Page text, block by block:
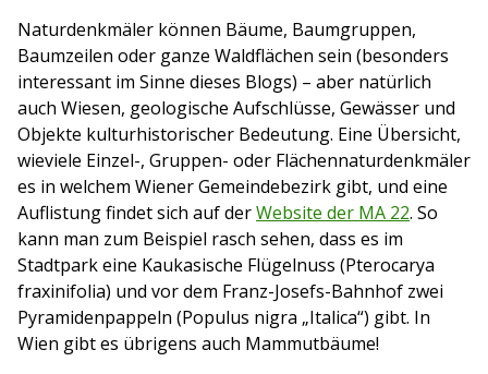
Naturdenkmäler können Bäume, Baumgruppen,
Baumzeilen oder ganze Waldflächen sein (besonders
interessant im Sinne dieses Blogs) – aber natürlich
auch Wiesen, geologische Aufschlüsse, Gewässer und
Objekte kulturhistorischer Bedeutung. Eine Übersicht,
wieviele Einzel-, Gruppen- oder Flächennaturdenkmäler
es in welchem Wiener Gemeindebezirk gibt, und eine
Auflistung findet sich auf derWebsite der MA 22. So
kann man zum Beispiel rasch sehen, dass es im
Stadtpark eine Kaukasische Flügelnuss (Pterocarya
fraxinifolia) und vor dem Franz-Josefs-Bahnhof zwei
Pyramidenpappeln (Populus nigra „Italica“) gibt. In
Wien gibt es übrigens auch Mammutbäume!